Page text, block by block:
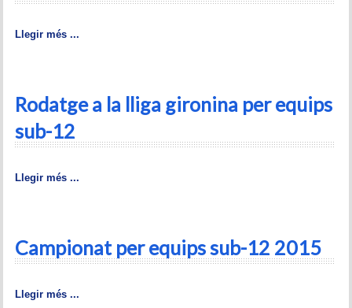
Llibres
Llegir més ...
Rodatge a la lliga gironina per equips
sub-12
Llegir més ...
Campionat per equips sub-12 2015
Llegir més ...